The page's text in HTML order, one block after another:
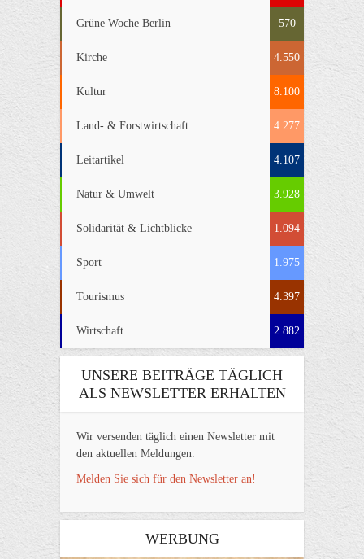
Grüne Woche Berlin 570
Kirche 4.550
Kultur 8.100
Land- & Forstwirtschaft 4.277
Leitartikel 4.107
Natur & Umwelt 3.928
Solidarität & Lichtblicke 1.094
Sport 1.975
Tourismus 4.397
Wirtschaft 2.882
UNSERE BEITRÄGE TÄGLICH
ALS NEWSLETTER ERHALTEN
Wir versenden täglich einen Newsletter mit
den aktuellen Meldungen.
Melden Sie sich für den Newsletter an!
WERBUNG